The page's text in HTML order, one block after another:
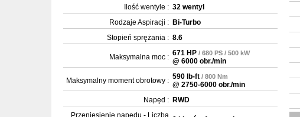
Ilość wentyle : 32 wentyl
Rodzaje Aspiracji : Bi-Turbo
Stopień sprężania : 8.6
Maksymalna moc : 671 HP / 680 PS / 500 kW
@ 6000 obr./min
Maksymalny moment obrotowy : 590 lb-ft / 800 Nm
@ 2750-6000 obr./min
Napęd : RWD
Przeniesienie napędu - Liczba